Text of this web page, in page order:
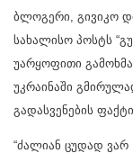
ბლოგერი, გივიკო
სახალისო პოსტს
უარყოფითი
უკრაინაში
გადასვენების
“ძალიან ცუდად ვარ